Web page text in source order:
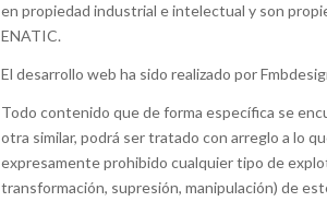
en propiedad industrial e intelectual y son
ENATIC.
El desarrollo web ha sido realizado por
Todo contenido que de forma específica se
otra similar, podrá ser tratado con arreglo a lo
expresamente prohibido cualquier tipo de
transformación, supresión, manipulación) de